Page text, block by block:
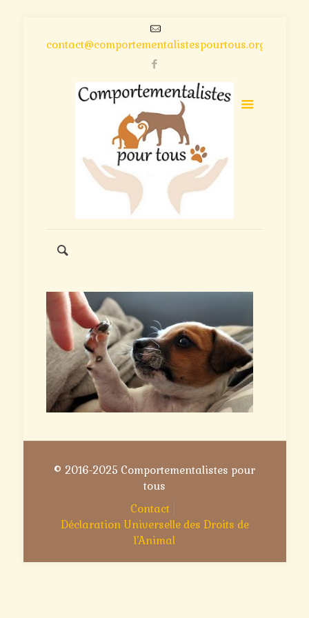
contact@comportementalistespourtous.org
© 2016-2025 Comportementalistes pour
tous
Contact
Déclaration Universelle des Droits de
l’Animal